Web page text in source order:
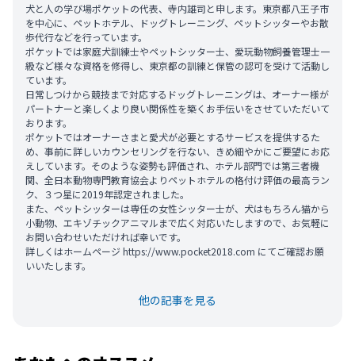
犬と人の学び場ポケットの代表、寺内雄司と申します。東京都八王子市
を中心に、ペットホテル、ドッグトレーニング、ペットシッターやお散
歩代行などを行っています。
ポケットでは家庭犬訓練士やペットシッター士、愛玩動物飼養管理士一
級など様々な資格を修得し、東京都の訓練と保管の認可を受けて活動し
ています。
日常しつけから競技まで対応するドッグトレーニングは、オーナー様が
パートナーと楽しくより良い関係性を築くお手伝いをさせていただいて
おります。
ポケットではオーナーさまと愛犬が必要とするサービスを提供するた
め、事前に詳しいカウンセリングを行ない、きめ細やかにご要望にお応
えしています。そのような姿勢も評価され、ホテル部門では第三者機
関、全日本動物専門教育協会よりペットホテルの格付け評価の最高ラン
ク、３つ星に2019年認定されました。
また、ペットシッターは専任の女性シッター士が、犬はもちろん猫から
小動物、エキゾチックアニマルまで広く対応いたしますので、お気軽に
お問い合わせいただければ幸いです。
詳しくはホームページ https://www.pocket2018.com にてご確認お願
いいたします。
他の記事を見る